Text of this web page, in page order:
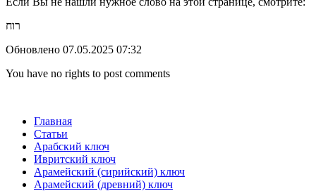
רוח
Обновлено 07.05.2025 07:32
You have no rights to post comments
Главная
Статьи
Арабский ключ
Ивритский ключ
Арамейский (сирийский) ключ
Арамейский (древний) ключ